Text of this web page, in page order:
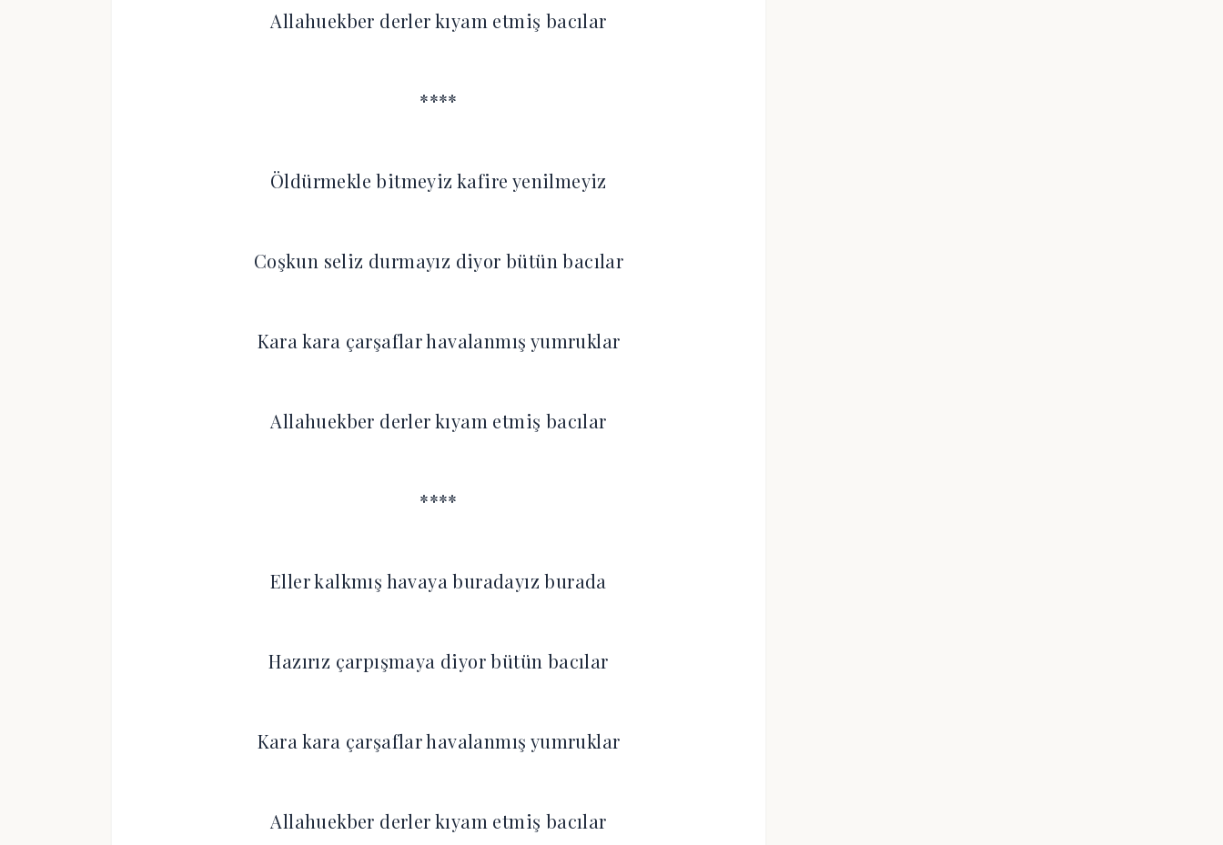
Allahuekber derler kıyam etmiş bacılar
****
Öldürmekle bitmeyiz kafire yenilmeyiz
Coşkun seliz durmayız diyor bütün bacılar
Kara kara çarşaflar havalanmış yumruklar
Allahuekber derler kıyam etmiş bacılar
****
Eller kalkmış havaya buradayız burada
Hazırız çarpışmaya diyor bütün bacılar
Kara kara çarşaflar havalanmış yumruklar
Allahuekber derler kıyam etmiş bacılar